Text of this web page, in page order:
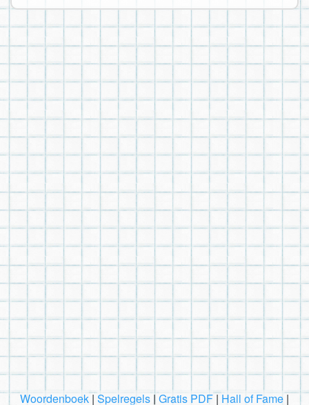
Woordenboek|Spelregels|Gratis PDF|Hall of Fame|